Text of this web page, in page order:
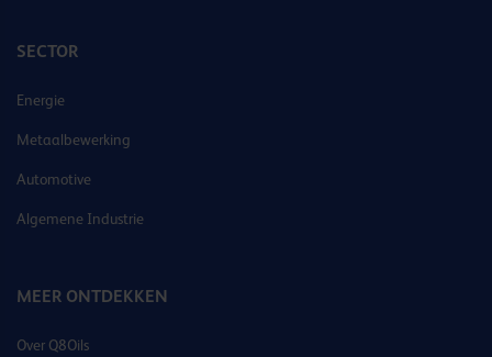
SECTOR
Energie
Metaalbewerking
Automotive
Algemene Industrie
MEER ONTDEKKEN
Over Q8Oils